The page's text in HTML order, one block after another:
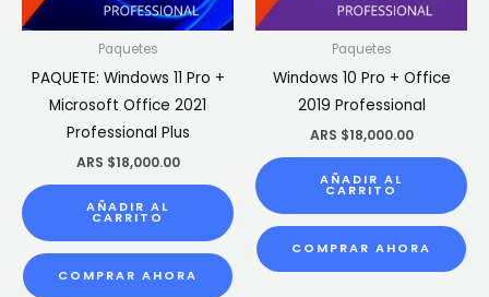
Paquetes
PAQUETE: Windows 11 Pro +
Microsoft Office 2021
Professional Plus
ARS $18,000.00
AÑADIR AL
CARRITO
COMPRAR AHORA
Paquetes
Windows 10 Pro + Office
2019 Professional
ARS $18,000.00
AÑADIR AL
CARRITO
COMPRAR AHORA